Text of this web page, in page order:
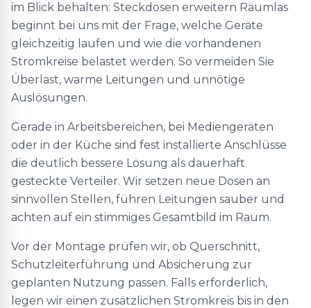
im Blick behalten: Steckdosen erweitern Räumlas
beginnt bei uns mit der Frage, welche Geräte
gleichzeitig laufen und wie die vorhandenen
Stromkreise belastet werden. So vermeiden Sie
Überlast, warme Leitungen und unnötige
Auslösungen.
Gerade in Arbeitsbereichen, bei Mediengeräten
oder in der Küche sind fest installierte Anschlüsse
die deutlich bessere Lösung als dauerhaft
gesteckte Verteiler. Wir setzen neue Dosen an
sinnvollen Stellen, führen Leitungen sauber und
achten auf ein stimmiges Gesamtbild im Raum.
Vor der Montage prüfen wir, ob Querschnitt,
Schutzleiterführung und Absicherung zur
geplanten Nutzung passen. Falls erforderlich,
legen wir einen zusätzlichen Stromkreis bis in den